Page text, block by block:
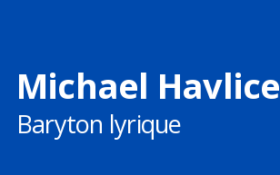
Michael
Baryton lyrique